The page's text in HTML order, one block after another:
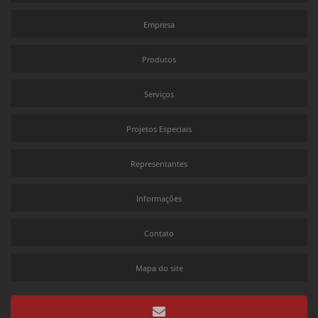
Lâmina raspadora doctor blade
Máquina de impressão flexográfica
Maquina flexográfica a venda
Empresa
Produtos
Serviços
Projetos Especiais
Representantes
Informações
Contato
Mapa do site